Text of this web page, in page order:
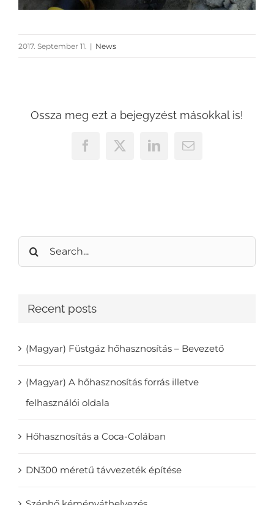
2017. September 11. | News
Ossza meg ezt a bejegyzést másokkal is!
Facebook
X LinkedInEmail
Search
for:
Recent posts
(Magyar) Füstgáz hőhasznosítás – Bevezető
(Magyar) A hőhasznosítás forrás illetve
felhasználói oldala
Hőhasznosítás a Coca-Colában
DN300 méretű távvezeték építése